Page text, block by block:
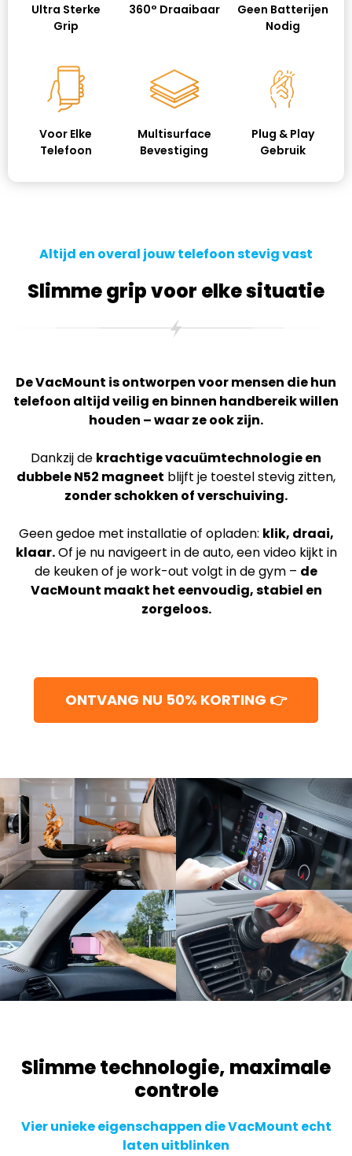
Ultra Sterke
Grip
360° Draaibaar
Geen Batterijen
Nodig
Voor Elke
Telefoon
Multisurface
Bevestiging
Plug & Play
Gebruik
Altijd en overal jouw telefoon stevig vast
Slimme grip voor elke situatie
De VacMount is ontworpen voor mensen die hun
telefoon altijd veilig en binnen handbereik willen
houden – waar ze ook zijn.
Dankzij de krachtige vacuümtechnologie en
dubbele N52 magneet blijft je toestel stevig zitten,
zonder schokken of verschuiving.
Geen gedoe met installatie of opladen: klik, draai,
klaar.Of je nu navigeert in de auto, een video kijkt in
de keuken of je work-out volgt in de gym – de
VacMount maakt het eenvoudig, stabiel en
zorgeloos.
ONTVANG NU 50% KORTING 👉
Slimme technologie, maximale
controle
Vier unieke eigenschappen die VacMount echt
laten uitblinken